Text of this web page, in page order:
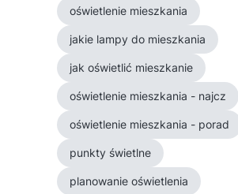
oświetlenie mieszkania
jakie lampy do mieszkania
jak oświetlić mieszkanie
oświetlenie mieszkania - najcz
oświetlenie mieszkania - porad
punkty świetlne
planowanie oświetlenia